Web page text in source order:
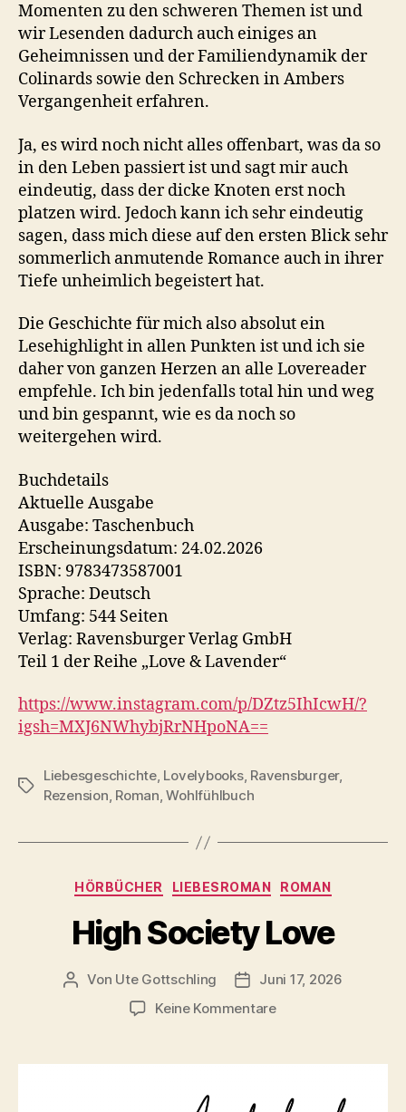
Momenten zu den schweren Themen ist und
wir Lesenden dadurch auch einiges an
Geheimnissen und der Familiendynamik der
Colinards sowie den Schrecken in Ambers
Vergangenheit erfahren.
Ja, es wird noch nicht alles offenbart, was da so
in den Leben passiert ist und sagt mir auch
eindeutig, dass der dicke Knoten erst noch
platzen wird. Jedoch kann ich sehr eindeutig
sagen, dass mich diese auf den ersten Blick sehr
sommerlich anmutende Romance auch in ihrer
Tiefe unheimlich begeistert hat.
Die Geschichte für mich also absolut ein
Lesehighlight in allen Punkten ist und ich sie
daher von ganzen Herzen an alle Lovereader
empfehle. Ich bin jedenfalls total hin und weg
und bin gespannt, wie es da noch so
weitergehen wird.
Buchdetails
Aktuelle Ausgabe
Ausgabe: Taschenbuch
Erscheinungsdatum: 24.02.2026
ISBN: 9783473587001
Sprache: Deutsch
Umfang: 544 Seiten
Verlag: Ravensburger Verlag GmbH
Teil 1 der Reihe „Love & Lavender“
https://www.instagram.com/p/DZtz5IhIcwH/?
igsh=MXJ6NWhybjRrNHpoNA==
Schlagwörter
Liebesgeschichte, Lovelybooks, Ravensburger,
Rezension, Roman,Wohlfühlbuch
Kategorien
HÖRBÜCHER LIEBESROMAN ROMAN
High Society Love
Beitragsautor
Von Ute Gottschling Veröffentlichungsdatum
Juni 17, 2026
Keine Kommentarezu
Love